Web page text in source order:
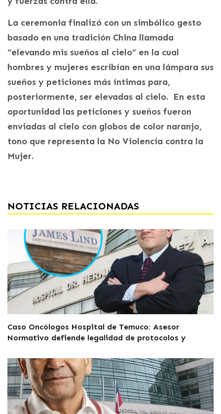
La ceremonia finalizó con un simbólico gesto
basado en una tradición China llamada
“elevando mis sueños al cielo” en la cual
hombres y mujeres escribían en una lámpara sus
sueños y peticiones más íntimas para,
posteriormente, ser elevadas al cielo. En esta
oportunidad las peticiones y sueños fueron
enviadas al cielo con globos de color naranjo,
tono que representa la No Violencia contra la
Mujer.
NOTICIAS RELACIONADAS
Caso Oncólogos Hospital de Temuco: Asesor
Normativo defiende legalidad de protocolos y